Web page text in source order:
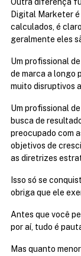
Outra diferença
Digital Marketer
calculados, é
geralmente eles
Um profissional de
de marca a longo
muito disruptivos
Um profissional
busca de
preocupado com
objetivos de
as diretrizes
Isso só se
obriga que ele
Antes que você
por aí, tudo é
Mas quanto